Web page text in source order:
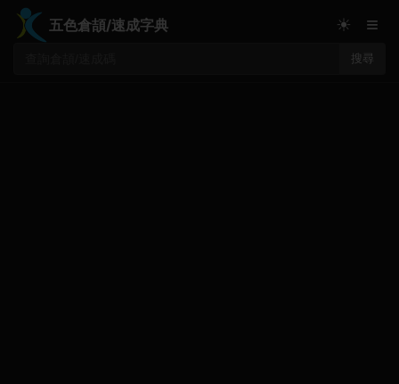
五色倉頡/速成字典
搜尋
☀ ≡